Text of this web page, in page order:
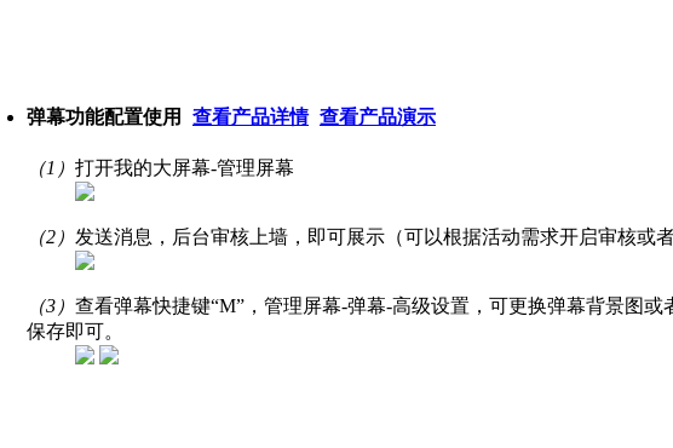
弹幕功能配置使用 查看产品详情 查看产品演示
（1） 打开我的大屏幕-管理屏幕
（2） 发送消息，后台审核上墙，即可展示（可以根据活动需求开启审核或者
（3） 查看弹幕快捷键“M”，管理屏幕-弹幕-高级设置，可更换弹幕背景图
保存即可。